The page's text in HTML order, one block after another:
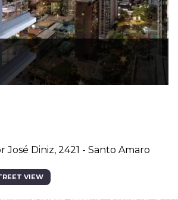
José Diniz, 2421 - Santo Amaro
VIEW